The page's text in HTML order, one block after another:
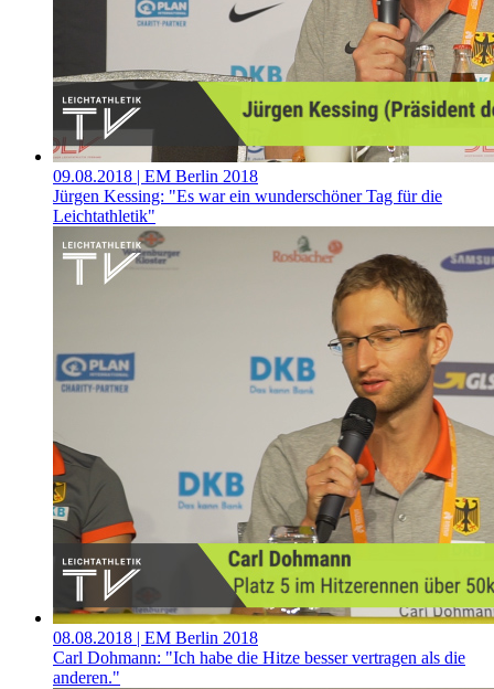
09.08.2018 | EM Berlin 2018
Jürgen Kessing: "Es war ein wunderschöner Tag für die
Leichtathletik"
08.08.2018 | EM Berlin 2018
Carl Dohmann: "Ich habe die Hitze besser vertragen als die
anderen."